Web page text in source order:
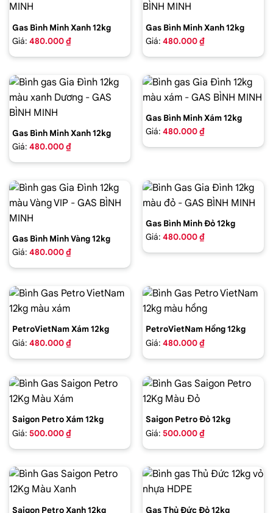
Gas Bình Minh Xanh 12kg
Giá: 480.000 ₫
Gas Bình Minh Xanh 12kg
Giá: 480.000 ₫
Gas Bình Minh Xanh 12kg
Giá: 480.000 ₫
Gas Bình Minh Xám 12kg
Giá: 480.000 ₫
Gas Bình Minh Vàng 12kg
Giá: 480.000 ₫
Gas Bình Minh Đỏ 12kg
Giá: 480.000 ₫
PetroVietNam Xám 12kg
Giá: 480.000 ₫
PetroVietNam Hồng 12kg
Giá: 480.000 ₫
Saigon Petro Xám 12kg
Giá: 500.000 ₫
Saigon Petro Đỏ 12kg
Giá: 500.000 ₫
Saigon Petro Xanh 12kg Gas Thủ Đức Đỏ 12kg